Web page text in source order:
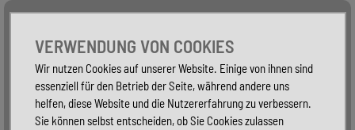
Alle Fahrzeuge
VERWENDUNG VON COOKIES
Wir nutzen Cookies auf unserer Website. Einige von ihnen sind
essenziell für den Betrieb der Seite, während andere uns
helfen, diese Website und die Nutzererfahrung zu verbessern.
Sie können selbst entscheiden, ob Sie Cookies zulassen